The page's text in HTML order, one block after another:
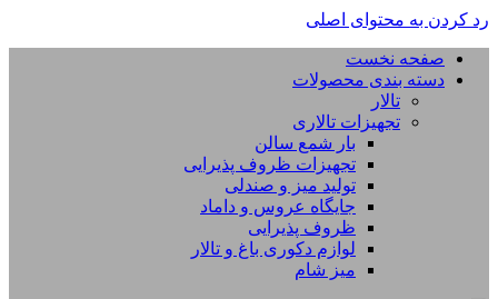
رد کردن به محتوای اصلی
صفحه نخست
دسته بندی محصولات
تالار
تجهیزات تالاری
بار شمع سالن
تجهیزات ظروف پذیرایی
تولید میز و صندلی
جایگاه عروس و داماد
ظروف پذیرایی
لوازم دکوری باغ و تالار
میز شام